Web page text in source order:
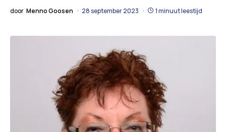
door Menno Goosen 28 september 2023 1 minuut leestijd